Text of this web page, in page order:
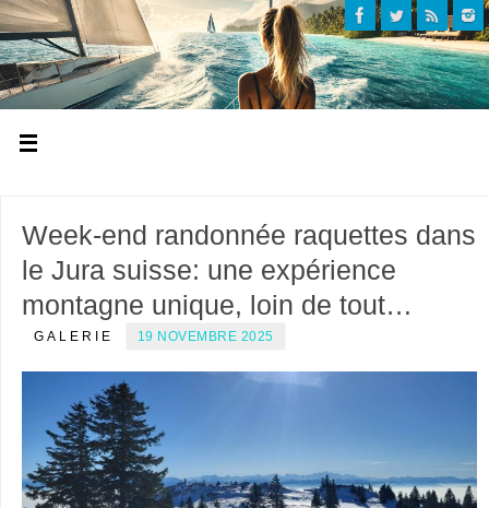
Week-end randonnée raquettes dans
le Jura suisse: une expérience
montagne unique, loin de tout…
GALERIE 19 NOVEMBRE 2025